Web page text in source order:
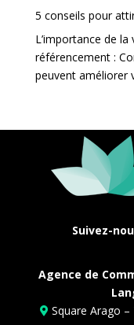
5 conseils pour
L’importance de
référencement :
peuvent améliorer
Suivez-
Agence de
Square Arago –